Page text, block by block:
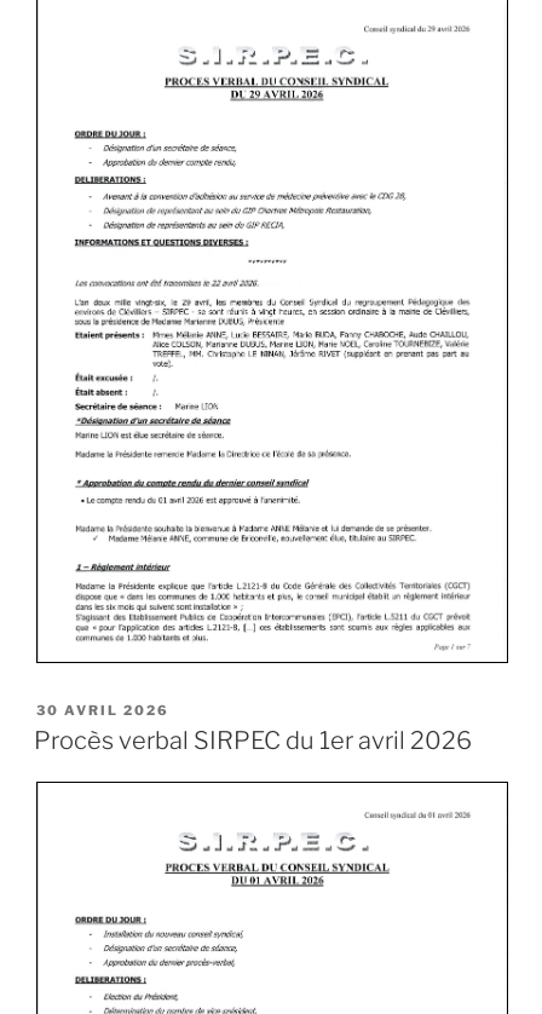
30 AVRIL 2026
Procès verbal SIRPEC du 1er avril 2026